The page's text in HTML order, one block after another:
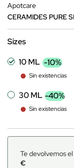
Apotcare
CERAMIDES PURE
Sizes
10 ML -10%
Sin existencias
30 ML -40%
Sin existencias
Te devolvemos el
€